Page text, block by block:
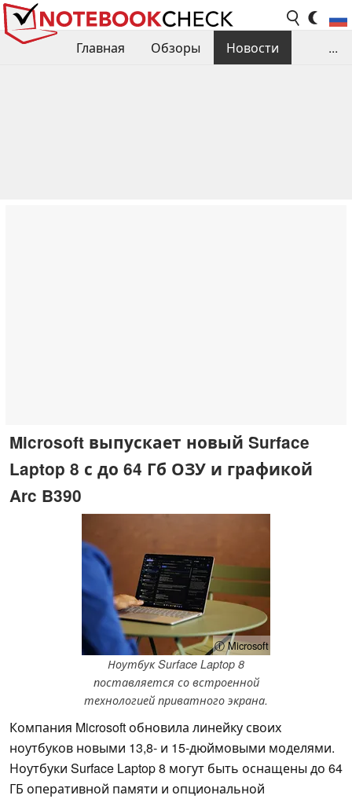
Главная Обзоры
Новости
...
Microsoft выпускает новый Surface
Laptop 8 с до 64 Гб ОЗУ и графикой
Arc B390
ⓘ Microsoft
Ноутбук Surface Laptop 8
поставляется со встроенной
технологией приватного экрана.
Компания Microsoft обновила линейку своих
ноутбуков новыми 13,8- и 15-дюймовыми моделями.
Ноутбуки Surface Laptop 8 могут быть оснащены до 64
ГБ оперативной памяти и опциональной